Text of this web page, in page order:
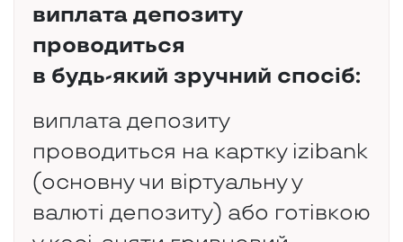
виплата депозиту
проводиться
в будь-який зручний спосіб:
виплата депозиту
проводиться на картку izibank
(основну чи віртуальну у
валюті депозиту) або готівкою